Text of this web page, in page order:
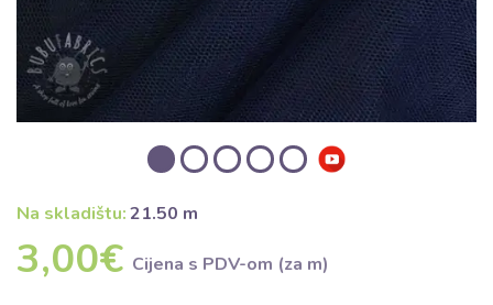
Na skladištu:21.50 m
3,00€ Cijena s PDV-om (za m)